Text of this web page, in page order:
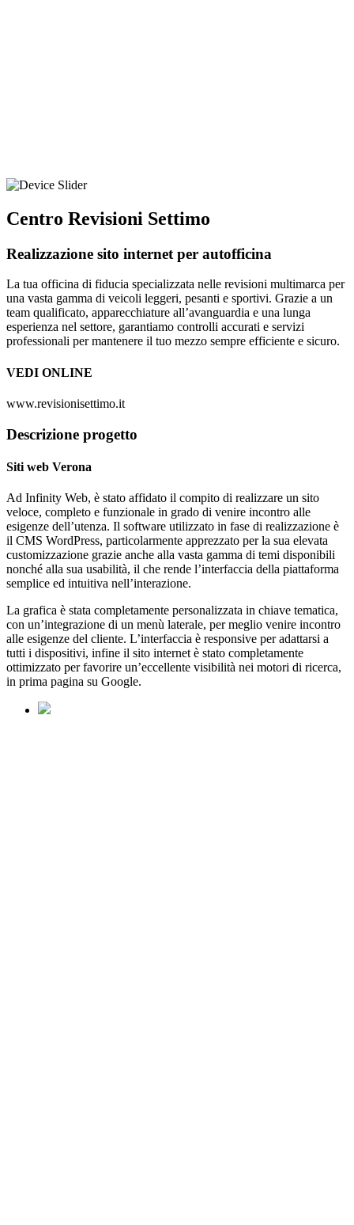
Centro Revisioni Settimo
Realizzazione sito internet per autofficina
La tua officina di fiducia specializzata nelle revisioni multimarca per
una vasta gamma di veicoli leggeri, pesanti e sportivi. Grazie a un
team qualificato, apparecchiature all’avanguardia e una lunga
esperienza nel settore, garantiamo controlli accurati e servizi
professionali per mantenere il tuo mezzo sempre efficiente e sicuro.
VEDI ONLINE
www.revisionisettimo.it
Descrizione progetto
Siti web Verona
Ad Infinity Web, è stato affidato il compito di realizzare un sito
veloce, completo e funzionale in grado di venire incontro alle
esigenze dell’utenza. Il software utilizzato in fase di realizzazione è
il CMS WordPress, particolarmente apprezzato per la sua elevata
customizzazione grazie anche alla vasta gamma di temi disponibili
nonché alla sua usabilità, il che rende l’interfaccia della piattaforma
semplice ed intuitiva nell’interazione.
La grafica è stata completamente personalizzata in chiave tematica,
con un’integrazione di un menù laterale, per meglio venire incontro
alle esigenze del cliente. L’interfaccia è responsive per adattarsi a
tutti i dispositivi, infine il sito internet è stato completamente
ottimizzato per favorire un’eccellente visibilità nei motori di ricerca,
in prima pagina su Google.